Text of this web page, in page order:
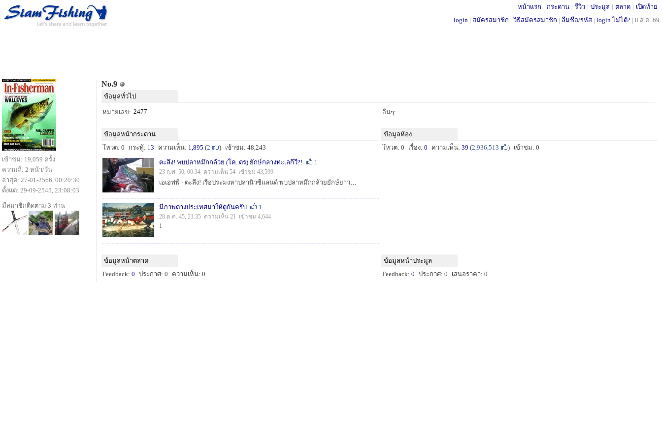
หน้าแรก | กระดาน | รีวิว | ประมูล | ตลาด | เปิดท้าย
login | สมัครสมาชิก | วิธีสมัครสมาชิก | ลืมชื่อ/รหัส | login ไม่ได้? | 8 ส.ค. 69
No.9
ข้อมูลทั่วไป
หมายเลข: 2477 อื่นๆ:
ข้อมูลหน้ากระดาน
โหวต: 0
กระทู้: 13 ความเห็น: 1,895 (2 ) เข้าชม: 48,243
ตะลึง! พบปลาหมึกกล้วย (โค..ตร) ยักษ์กลางทะเลกีวี?!
1
23 ก.พ. 50, 00:34 ความเห็น 54 เข้าชม 43,599
เอเอฟพี - ตะลึง! เรือประมงหาปลานิวซีแลนด์ พบปลาหมึกกล้วยยักษ์ยาวประมาณ 10 เมตร หนักกว่า 450 กิโลกรัม ลอยมาติดเบ็ดโดยบังเอิญ ขณะที่กำลังหาปลาอยู่กลาง...
มีภาพต่างประเทศมาให้ดูกันครับ 1
28 ต.ค. 45, 21:35 ความเห็น 21 เข้าชม 4,644
1
ข้อมูลห้อง
โหวต: 0
เรื่อง: 0 ความเห็น: 39 (2,936,513 ) เข้าชม: 0
ข้อมูลหน้าตลาด
Feedback: 0 ประกาศ: 0 ความเห็น: 0
ข้อมูลหน้าประมูล
Feedback: 0 ประกาศ: 0 เสนอราคา: 0
เข้าชม: 19,059 ครั้ง
ความถี่: 2 หน้า/วัน
ล่าสุด: 27-01-2566, 00:20:30
ตั้งแต่: 29-09-2545, 23:08:03
มีสมาชิกติดตาม 3 ท่าน